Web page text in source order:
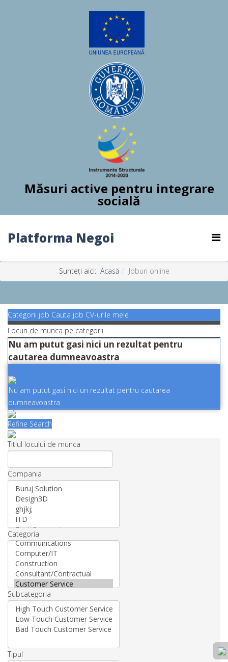
Măsuri active pentru integrare
socială
Platforma Negoi
Sunteți aici: Acasă Joburi online
Categorii job Cauta job CV-urile mele
Locuri de munca pe categorii
Nu am putut gasi nici un rezultat pentru
cautarea dumneavoastra
Nu am putut gasi nici un rezultat pentru cautarea
dumneavoastra
Refine Search
Titlul locului de munca
Compania
Categoria
Subcategoria
Tipul